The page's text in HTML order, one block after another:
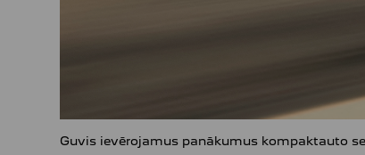
Guvis ievērojamus panākumus kompaktauto